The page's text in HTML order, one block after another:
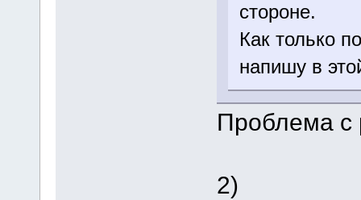
стороне.
Как только
напишу в
Проблема с
2)